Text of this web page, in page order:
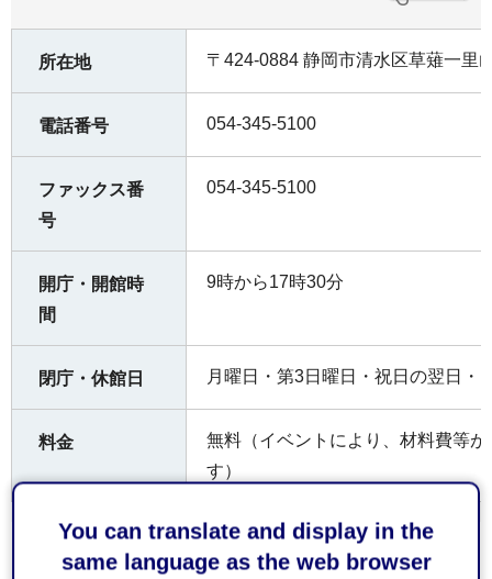
You can translate and display in the
same language as the web browser
所在地 〒424-0884 静岡市清水区草薙一里
電話番号 054-345-5100
ファックス番
号
054-345-5100
開庁・開館時
間
9時から17時30分
閉庁・休館日 月曜日・第3日曜日・祝日の翌日・
料金
無料（イベントにより、材料費等
す）